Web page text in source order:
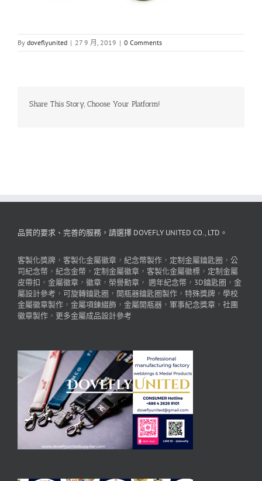
By doveflyunited | 27 9 月, 2019 | 0 Comments
Share This Story, Choose Your Platform!
品質的要求、完善的服務，請選擇 DOVEFLY UNITED CO., LTD。
客製化獎牌 ， 客製化金屬徽章 ， 紀念幣製作 ， 定制金屬鑰匙圈 ， 公
司紀念幣 ， 紀念金幣 ， 定制金屬徽章 ， 客製化金屬徽標 ， 定制金屬
皮帶扣 ， 金屬徽章 ， 徽章 ， 榮譽勳章 ， 週年紀念幣 ， 3D鑰匙圈 ， 金
屬設計參考 ， 可旋轉鑰匙圈 ， 開瓶器鑰匙圈製作 ， 特殊獎牌 ， 學校
金屬徽章製作 ， 金屬項鍊綴飾 ， 金屬開瓶器 ， 軍事紀念獎章 ， 社團
徽章製作 ， 更多金屬成品設計參考